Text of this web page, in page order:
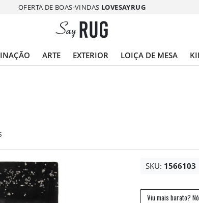
OFERTA DE BOAS-VINDAS LOVESAYRUG
ARTE EXTERIOR LOIÇA DE MESA
SKU: 1566103
Viu mais barato?